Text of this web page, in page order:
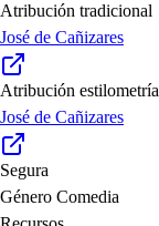
Atribución tradicional
José de Cañizares
Atribución estilometría
José de Cañizares
Segura
Género Comedia